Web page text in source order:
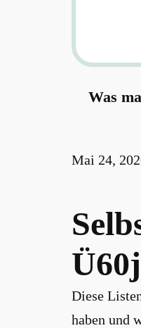
Was
Mai 24,
Diese
haben und